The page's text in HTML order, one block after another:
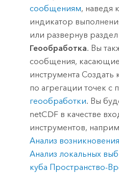
сообщениям, наведя
индикатор
или развернув
Геообработка. Вы
сообщения,
инструмента Создать
по агрегации точек с
геообработки. Вы
netCDF в качестве
инструментов,
Анализ
Анализ локальных
куба Пространство-